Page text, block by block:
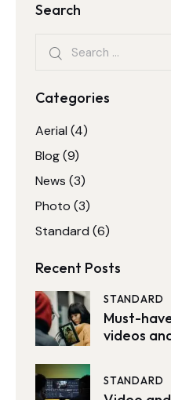
Search
Categories
Aerial (4)
Blog(9)
News (3)
Photo (3)
Standard (6)
Recent Posts
STANDARD
Must-
videos
STANDARD